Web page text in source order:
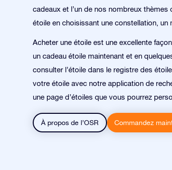
cadeaux et l’un de nos nombreux
étoile en choisissant une constellation, un
Acheter une étoile est une excellente
un cadeau étoile maintenant et en
consulter l’étoile dans le registre des
votre étoile avec notre application de
une page d’étoiles que vous pourrez
À propos de l’OSR Commandez